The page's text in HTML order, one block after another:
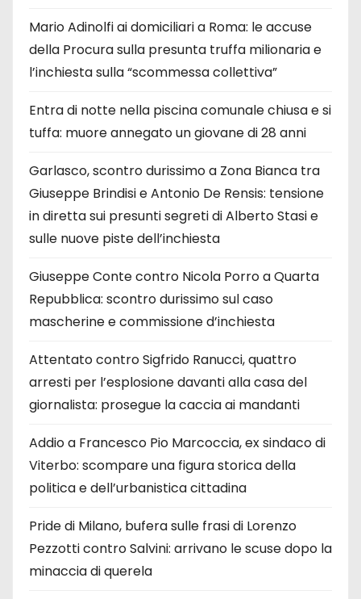
Mario Adinolfi ai domiciliari a Roma: le accuse
della Procura sulla presunta truffa milionaria e
l’inchiesta sulla “scommessa collettiva”
Entra di notte nella piscina comunale chiusa e si
tuffa: muore annegato un giovane di 28 anni
Garlasco, scontro durissimo a Zona Bianca tra
Giuseppe Brindisi e Antonio De Rensis: tensione
in diretta sui presunti segreti di Alberto Stasi e
sulle nuove piste dell’inchiesta
Giuseppe Conte contro Nicola Porro a Quarta
Repubblica: scontro durissimo sul caso
mascherine e commissione d’inchiesta
Attentato contro Sigfrido Ranucci, quattro
arresti per l’esplosione davanti alla casa del
giornalista: prosegue la caccia ai mandanti
Addio a Francesco Pio Marcoccia, ex sindaco di
Viterbo: scompare una figura storica della
politica e dell’urbanistica cittadina
Pride di Milano, bufera sulle frasi di Lorenzo
Pezzotti contro Salvini: arrivano le scuse dopo la
minaccia di querela